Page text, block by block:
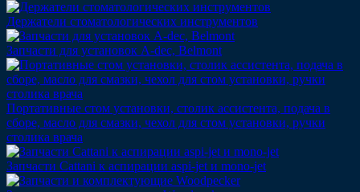
Держатели стоматологических инструментов
Запчасти для установок A-dec, Belmont
Портативные стом установки, столик ассистента, подача в
сборе, масло для смазки, чехол для стом установки, ручки
столика врача
Запчасти Cattani к аспирации aspi-jet и mono-jet